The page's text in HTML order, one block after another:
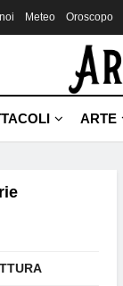
Meteo Oroscopo
ARTE